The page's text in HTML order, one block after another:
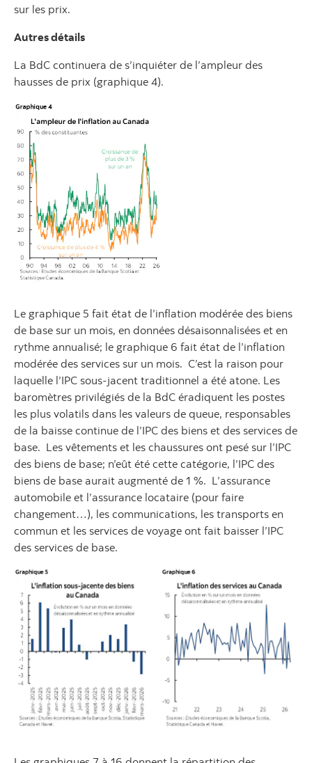
sur les prix.
Autres détails
La BdC continuera de s’inquiéter de l’ampleur des
hausses de prix (graphique 4).
Le graphique 5 fait état de l’inflation modérée des biens
de base sur un mois, en données désaisonnalisées et en
rythme annualisé; le graphique 6 fait état de l’inflation
modérée des services sur un mois. C’est la raison pour
laquelle l’IPC sous-jacent traditionnel a été atone. Les
baromètres privilégiés de la BdC éradiquent les postes
les plus volatils dans les valeurs de queue, responsables
de la baisse continue de l’IPC des biens et des services de
base. Les vêtements et les chaussures ont pesé sur l’IPC
des biens de base; n’eût été cette catégorie, l’IPC des
biens de base aurait augmenté de 1 %. L’assurance
automobile et l’assurance locataire (pour faire
changement…), les communications, les transports en
commun et les services de voyage ont fait baisser l’IPC
des services de base.